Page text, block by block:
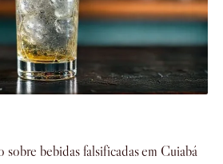
bebidas falsificadas em Cuiabá